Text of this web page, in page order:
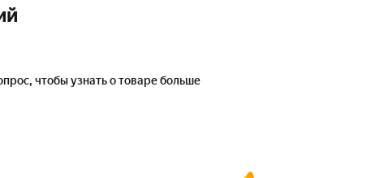
чтобы узнать о товаре больше